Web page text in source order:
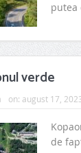
putea
verde
on: august 17,
de